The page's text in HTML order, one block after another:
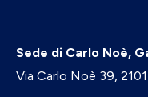
Sede di Carlo Noè,
Via Carlo Noè 39,